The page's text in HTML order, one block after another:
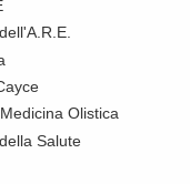
Olistica
Salute